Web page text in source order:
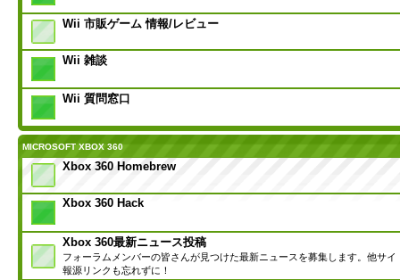
Wii 市販ゲーム 情報/レビュー
Wii 雑談
Wii 質問窓口
MICROSOFT XBOX 360
Xbox 360 Homebrew
Xbox 360 Hack
Xbox 360最新ニュース投稿
フォーラムメンバーの皆さんが見つけた最新ニュースを募集します。他サイ
報源リンクも忘れずに！